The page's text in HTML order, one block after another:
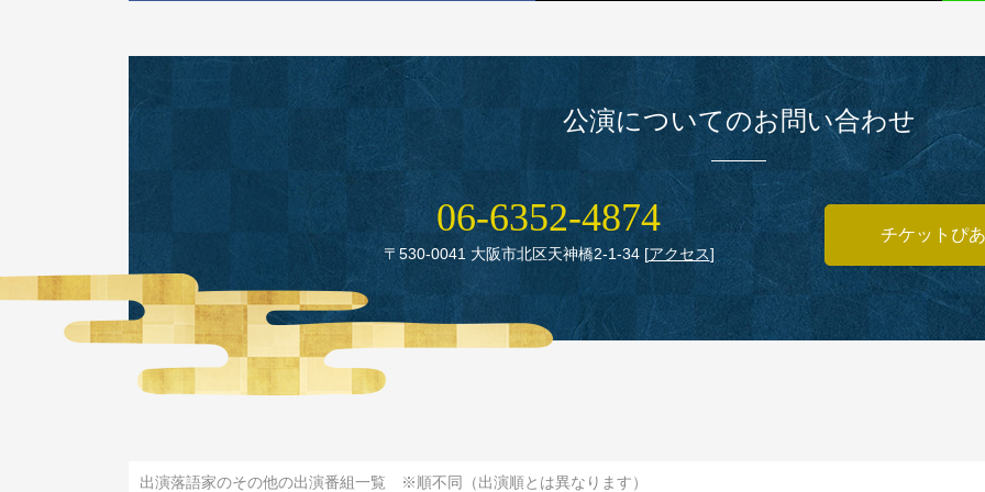
公演についてのお問い合わせ
06‑6352‑4874
〒530‑0041 大阪市北区天神橋2‑1‑34[アクセス]
チケットぴ
出演落語家のその他の出演番組一覧 ※順不同（出演順とは異なります）